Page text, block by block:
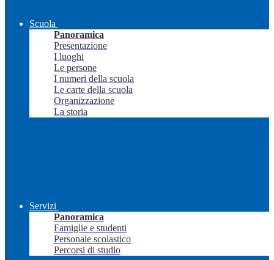
Scuola
Panoramica
Presentazione
I luoghi
Le persone
I numeri della scuola
Le carte della scuola
Organizzazione
La storia
Servizi
Panoramica
Famiglie e studenti
Personale scolastico
Percorsi di studio